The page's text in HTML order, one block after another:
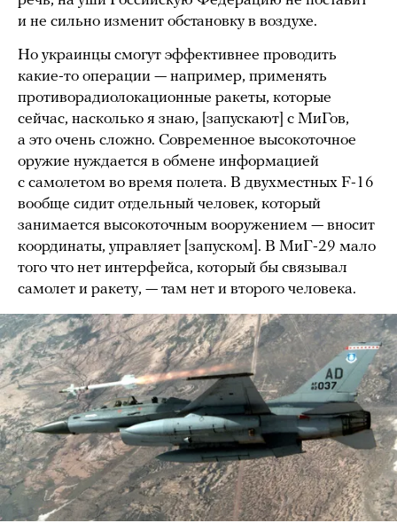
и не сильно изменит обстановку в воздухе.
Но украинцы смогут эффективнее проводить
какие-то операции — например, применять
противорадиолокационные ракеты, которые
сейчас, насколько я знаю, [запускают] с МиГов,
а это очень сложно. Современное высокоточное
оружие нуждается в обмене информацией
с самолетом во время полета. В двухместных F-16
вообще сидит отдельный человек, который
занимается высокоточным вооружением — вносит
координаты, управляет [запуском]. В МиГ-29 мало
того что нет интерфейса, который бы связывал
самолет и ракету, — там нет и второго человека.